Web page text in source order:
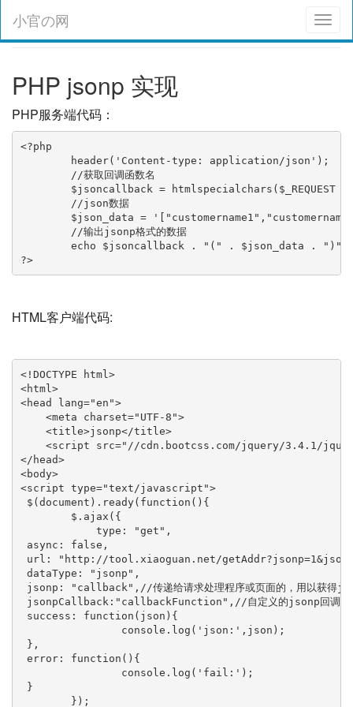
小官の网
PHP jsonp 实现
PHP服务端代码：
<?php
?>
HTML客户端代码:
<!DOCTYPE html>
<html>
<head lang="en">
<meta charset="UTF-8">
<title>jsonp</title>
<script src="//cdn.bootcss.com/jquery/3.4.1/
</head>
<body>
<script type="text/javascript">
$(document).ready(function(){
$.ajax({
type: "get",
async: false,
url: "http://tool.xiaoguan.net/
dataType: "jsonp",
jsonp: "callback",//传递给请求处理程序或页面的，用以获得
jsonpCallback:"callbackFunction",//自定义的jsonp回调函数名
success: function(json){
console.log('json:',json);
},
error: function(){
console.log('fail:');
}
});